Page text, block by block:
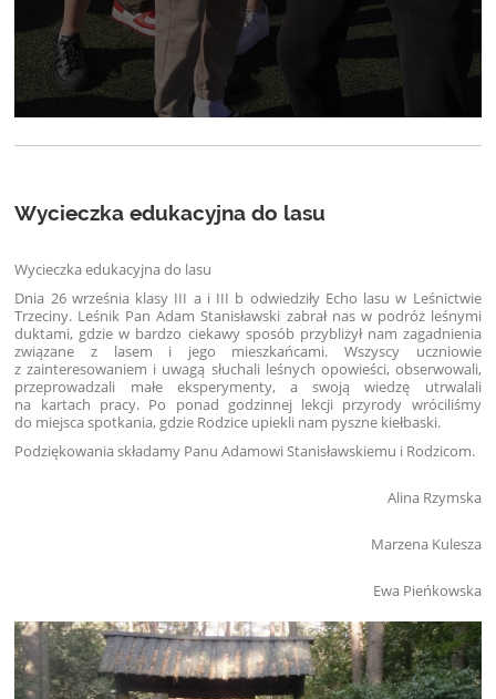
Wycieczka edukacyjna do lasu
Wycieczka edukacyjna do lasu
Dnia 26 września klasy III a i III b odwiedziły Echo lasu w Leśnictwie
Trzeciny. Leśnik Pan Adam Stanisławski zabrał nas w podróż leśnymi
duktami, gdzie w bardzo ciekawy sposób przybliżył nam zagadnienia
związane z lasem i jego mieszkańcami. Wszyscy uczniowie
z zainteresowaniem i uwagą słuchali leśnych opowieści, obserwowali,
przeprowadzali małe eksperymenty, a swoją wiedzę utrwalali
na kartach pracy. Po ponad godzinnej lekcji przyrody wróciliśmy
do miejsca spotkania, gdzie Rodzice upiekli nam pyszne kiełbaski.
Podziękowania składamy Panu Adamowi Stanisławskiemu i Rodzicom.
Alina Rzymska
Marzena Kulesza
Ewa Pieńkowska